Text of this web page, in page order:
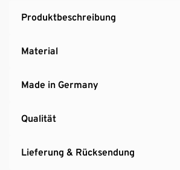
MADE IN GERMANY
Produktbeschreibung
Material
Made in Germany
Qualität
Lieferung & Rücksendung